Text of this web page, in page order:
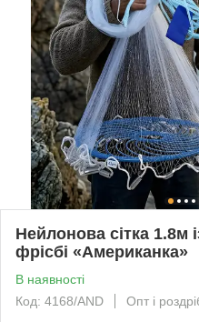
Нейлонова сітка 1.8м
фрісбі «Американка»
В наявності
Код: 4168/AND
Опт і